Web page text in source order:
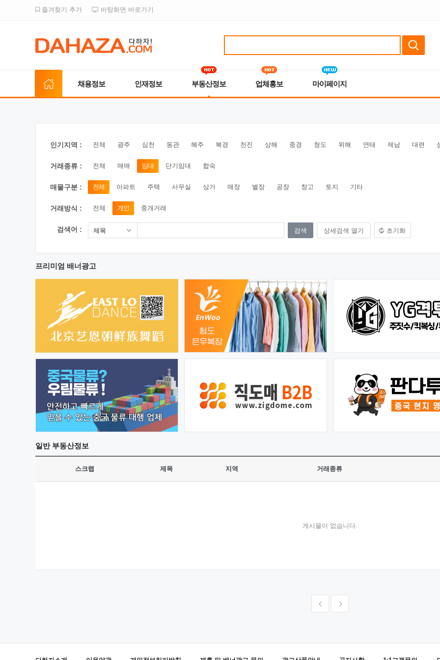
즐겨찾기 추가 바탕화면 바로가기
채용정보 인재정보 부동산정보 업체홍보 마이페이지
인기지역 : 전체 광주 심천 동관 혜주 북경 천진 상해 중경 청도 위해 연태 제남 대련
거래종류 : 전체 매매 임대 단기임대 합숙
매물구분 : 전체 아파트 주택 사무실 상가 매장 별장 공장 창고 토지 기타
거래방식 : 전체 개인 중개거래
검색어 : 제목 상세검색 열기 초기화
프리미엄 배너광고
일반부동산정보
스크랩 제목 지역 거래종류
게시물이 없습니다.